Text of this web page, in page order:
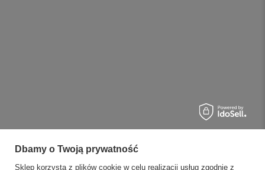
Dbamy o Twoją prywatność
Sklep korzysta z plików cookie w celu realizacji usług zgodnie z